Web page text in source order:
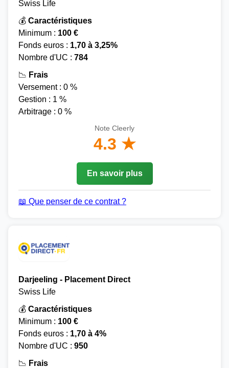
Swiss Life
💰 Caractéristiques
Minimum : 100 €
Fonds euros : 1,70 à 3,25%
Nombre d'UC : 784
📉 Frais
Versement : 0 %
Gestion : 1 %
Arbitrage : 0 %
Note Cleerly
4.3 ★
En savoir plus
📖 Que penser de ce contrat ?
Darjeeling - Placement Direct
Swiss Life
💰 Caractéristiques
Minimum : 100 €
Fonds euros : 1,70 à 4%
Nombre d'UC : 950
📉 Frais